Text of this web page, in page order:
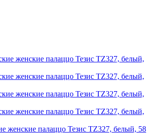
женские палаццо Тезис TZ327, белый, 58